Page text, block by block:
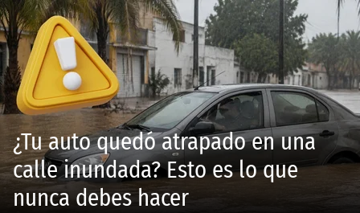
¿Tu auto quedó atrapado en una
calle inundada? Esto es lo que
nunca debes hacer